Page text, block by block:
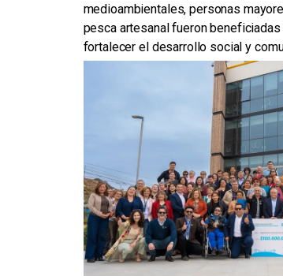
medioambientales, personas
pesca artesanal fueron
fortalecer el desarrollo social y